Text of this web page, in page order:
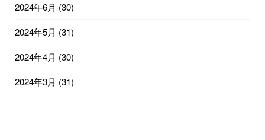
2024年6月 (30)
2024年5月 (31)
2024年4月 (30)
2024年3月 (31)